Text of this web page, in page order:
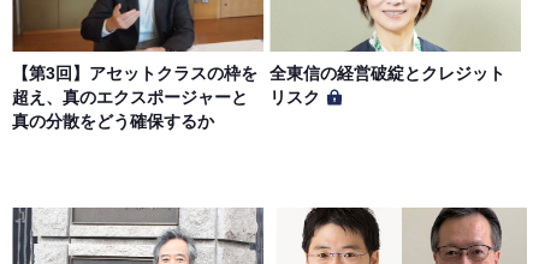
【第3回】アセットクラスの枠を
超え、真のエクスポージャーと
真の分散をどう確保するか
全東信の経営破綻とクレジット
リスク